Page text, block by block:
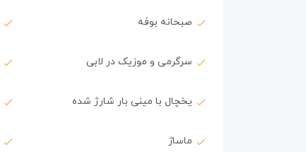
صبحانه بوفه
سرگرمی و موزیک در لابی
یخچال با مینی بار شارژ شده
ماساژ